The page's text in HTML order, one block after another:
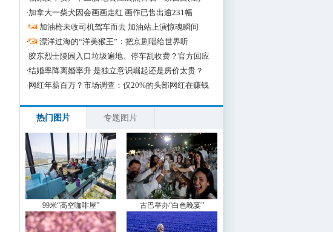
·加拿大一柴犬因会画画走红 画作已售出逾231幅
·
加油枪未收司机驾车而去 加油站上演惊魂瞬间
·
漂洋过海的“洋美猴王”：把京剧唱给世界听
·胶东烈士陵园入口垃圾遍地、停车乱收费？官方回应
·结婚率降离婚率升 是独立意识崛起还是房价太贵？
· 网红年薪百万？市场调查：仅20%的头部网红在赚钱
热门图片 专题图片
99米“高空咖啡屋” 古巴举办“白色晚宴”